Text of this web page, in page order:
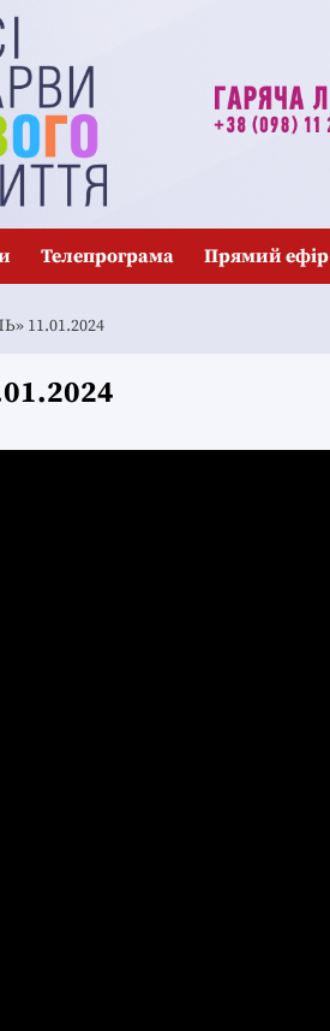
Телепрограма Прямий ефір
11.01.2024